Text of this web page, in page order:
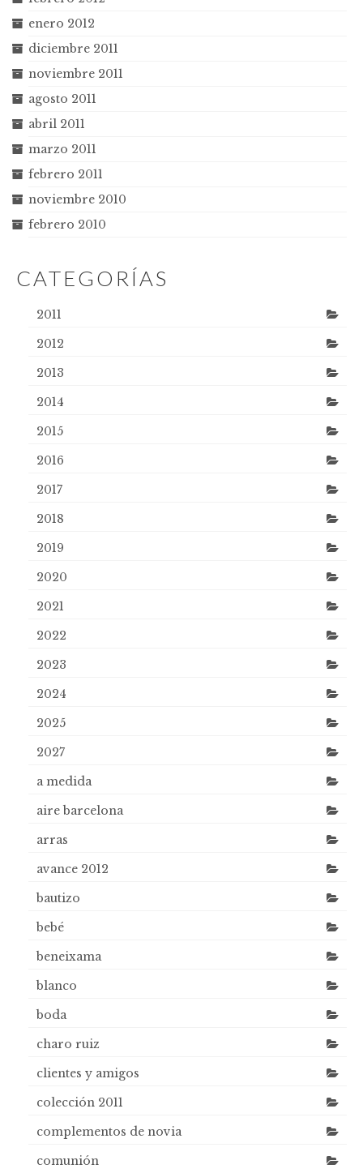
enero 2012
diciembre 2011
noviembre 2011
agosto 2011
abril 2011
marzo 2011
febrero 2011
noviembre 2010
febrero 2010
CATEGORÍAS
2011
2012
2013
2014
2015
2016
2017
2018
2019
2020
2021
2022
2023
2024
2025
2027
a medida
aire barcelona
arras
avance 2012
bautizo
bebé
beneixama
blanco
boda
charo ruiz
clientes y amigos
colección 2011
complementos de novia
comunión